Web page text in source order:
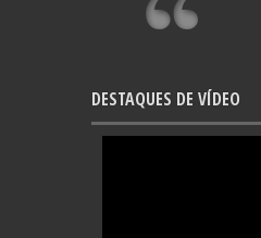
DESTAQUES DE VÍDEO